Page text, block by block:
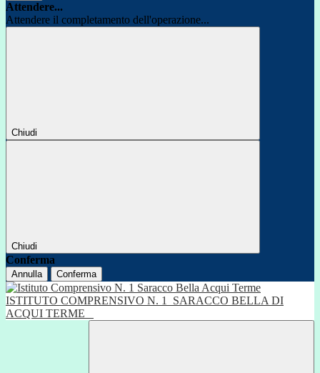
Attendere...
Attendere il completamento dell'operazione...
Chiudi
Chiudi
Conferma
Annulla Conferma
ISTITUTO COMPRENSIVO N. 1
SARACCO BELLA DI
ACQUI TERME